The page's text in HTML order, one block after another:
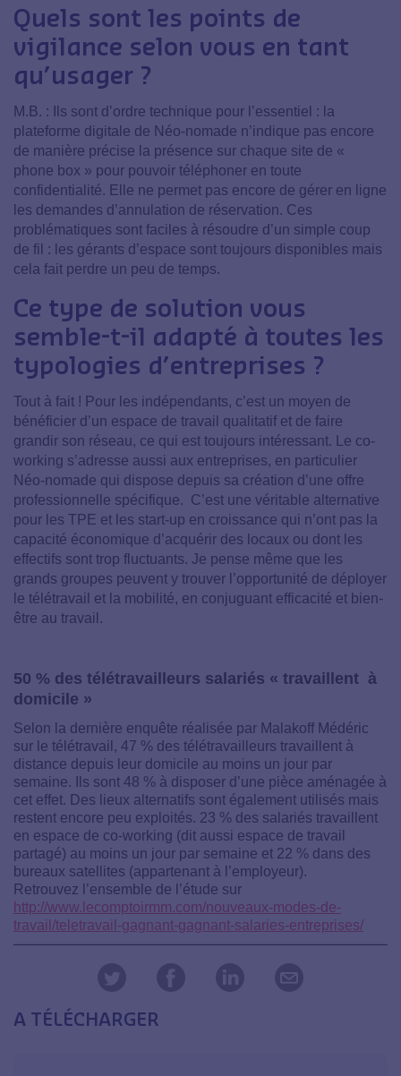
Quels sont les points de
vigilance selon vous en tant
qu’usager ?
M.B. : Ils sont d’ordre technique pour l’essentiel : la
plateforme digitale de Néo-nomade n’indique pas encore
de manière précise la présence sur chaque site de «
phone box » pour pouvoir téléphoner en toute
confidentialité. Elle ne permet pas encore de gérer en ligne
les demandes d’annulation de réservation. Ces
problématiques sont faciles à résoudre d’un simple coup
de fil : les gérants d’espace sont toujours disponibles mais
cela fait perdre un peu de temps.
Ce type de solution vous
semble-t-il adapté à toutes les
typologies d’entreprises ?
Tout à fait ! Pour les indépendants, c’est un moyen de
bénéficier d’un espace de travail qualitatif et de faire
grandir son réseau, ce qui est toujours intéressant. Le co-
working s’adresse aussi aux entreprises, en particulier
Néo-nomade qui dispose depuis sa création d’une offre
professionnelle spécifique. C’est une véritable alternative
pour les TPE et les start-up en croissance qui n’ont pas la
capacité économique d’acquérir des locaux ou dont les
effectifs sont trop fluctuants. Je pense même que les
grands groupes peuvent y trouver l’opportunité de déployer
le télétravail et la mobilité, en conjuguant efficacité et bien-
être au travail.
50 % des télétravailleurs salariés « travaillent à
domicile »
Selon la dernière enquête réalisée par Malakoff Médéric
sur le télétravail, 47 % des télétravailleurs travaillent à
distance depuis leur domicile au moins un jour par
semaine. Ils sont 48 % à disposer d’une pièce aménagée à
cet effet. Des lieux alternatifs sont également utilisés mais
restent encore peu exploités. 23 % des salariés travaillent
en espace de co-working (dit aussi espace de travail
partagé) au moins un jour par semaine et 22 % dans des
bureaux satellites (appartenant à l’employeur).
Retrouvez l’ensemble de l’étude sur
http://www.lecomptoirmm.com/nouveaux-modes-de-
travail/teletravail-gagnant-gagnant-salaries-entreprises/
A TÉLÉCHARGER